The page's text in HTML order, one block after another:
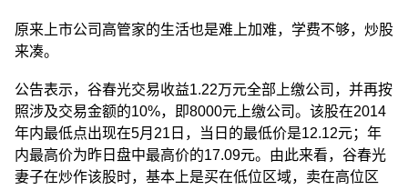
原来上市公司高管家的生活也是难上加难，学费不够，炒股
来凑。
公告表示，谷春光交易收益1.22万元全部上缴公司，并再按
照涉及交易金额的10%，即8000元上缴公司。该股在2014
年内最低点出现在5月21日，当日的最低价是12.12元；年
内最高价为昨日盘中最高价的17.09元。由此来看，谷春光
妻子在炒作该股时，基本上是买在低位区域，卖在高位区